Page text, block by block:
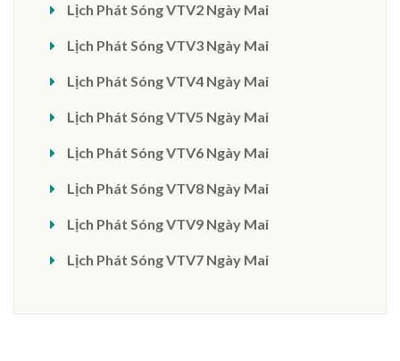
Lịch Phát Sóng VTV2 Ngày Mai
Lịch Phát Sóng VTV3 Ngày Mai
Lịch Phát Sóng VTV4 Ngày Mai
Lịch Phát Sóng VTV5 Ngày Mai
Lịch Phát Sóng VTV6 Ngày Mai
Lịch Phát Sóng VTV8 Ngày Mai
Lịch Phát Sóng VTV9 Ngày Mai
Lịch Phát Sóng VTV7 Ngày Mai